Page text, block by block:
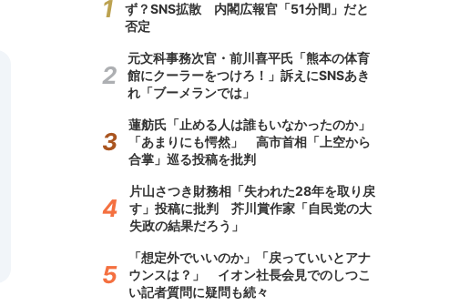
ず？SNS拡散 内閣広報官「51分間」だと
否定
元文科事務次官・前川喜平氏「熊本の体育
館にクーラーをつけろ！」訴えにSNSあき
れ「ブーメランでは」
蓮舫氏「止める人は誰もいなかったのか」
「あまりにも愕然」 高市首相「上空から
合掌」巡る投稿を批判
片山さつき財務相「失われた28年を取り戻
す」投稿に批判 芥川賞作家「自民党の大
失政の結果だろう」
「想定外でいいのか」「戻っていいとアナ
ウンスは？」 イオン社長会見でのしつこ
い記者質問に疑問も続々